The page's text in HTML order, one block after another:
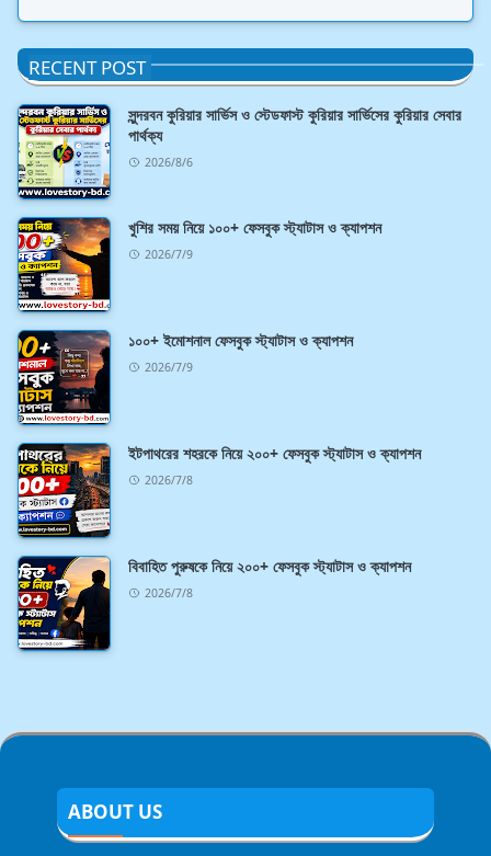
RECENT POST
সুন্দরবন কুরিয়ার সার্ভিস ও স্টেডফাস্ট কুরিয়ার সার্ভিসের কুরিয়ার সেবার
পার্থক্য
2026/8/6
খুশির সময় নিয়ে ১০০+ ফেসবুক স্ট্যাটাস ও ক্যাপশন
2026/7/9
১০০+ ইমোশনাল ফেসবুক স্ট্যাটাস ও ক্যাপশন
2026/7/9
ইটপাথরের শহরকে নিয়ে ২০০+ ফেসবুক স্ট্যাটাস ও ক্যাপশন
2026/7/8
বিবাহিত পুরুষকে নিয়ে ২০০+ ফেসবুক স্ট্যাটাস ও ক্যাপশন
2026/7/8
ABOUT US